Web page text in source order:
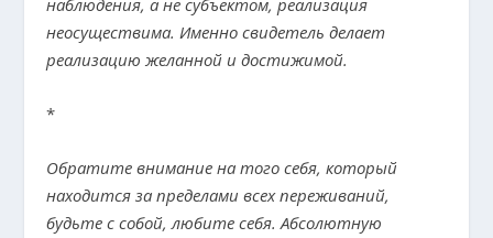
наблюдения, а не субъектом, реализация
неосуществима. Именно свидетель делает
реализацию желанной и достижимой.
*
Обратите внимание на того себя, который
находится за пределами всех переживаний,
будьте с собой, любите себя. Абсолютную